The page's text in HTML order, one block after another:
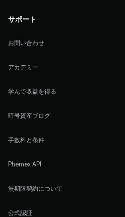
サポート
お問い合わせ
アカデミー
学んで収益を得る
暗号資産ブログ
手数料と条件
Phemex API
無期限契約について
公式認証